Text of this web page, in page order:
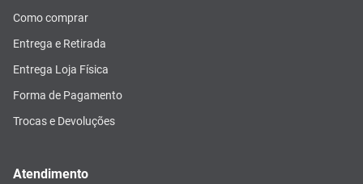
Como comprar
Entrega e Retirada
Entrega Loja Física
Forma de Pagamento
Trocas e Devoluções
Atendimento